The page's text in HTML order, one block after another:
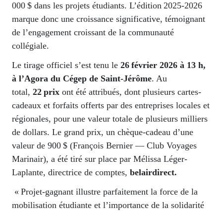
000 $ dans les projets étudiants. L’édition 2025-2026
marque donc une croissance significative, témoignant
de l’engagement croissant de la communauté
collégiale.
Le tirage officiel s’est tenu le 26 février 2026 à 13 h,
à l’Agora du Cégep de Saint-Jérôme. Au
total, 22 prix ont été attribués, dont plusieurs cartes-
cadeaux et forfaits offerts par des entreprises locales et
régionales, pour une valeur totale de plusieurs milliers
de dollars. Le grand prix, un chèque-cadeau d’une
valeur de 900 $ (François Bernier — Club Voyages
Marinair), a été tiré sur place par Mélissa Léger-
Laplante, directrice de comptes, belairdirect.
« Projet-gagnant illustre parfaitement la force de la
mobilisation étudiante et l’importance de la solidarité